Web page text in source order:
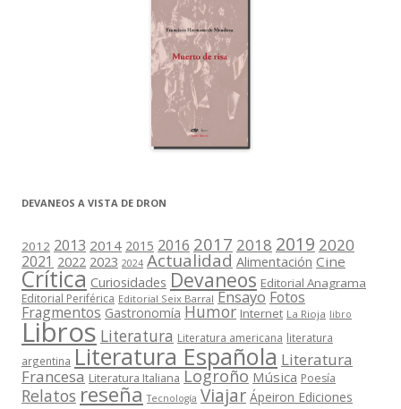
DEVANEOS A VISTA DE DRON
2012 2013 2014 2015 2016 2017 2018 2019 2020
2021 2022 2023 2024 Actualidad Alimentación Cine
Crítica Curiosidades Devaneos Editorial Anagrama
Editorial Periférica Editorial Seix Barral Ensayo Fotos
Fragmentos Gastronomía Humor Internet La Rioja libro
Libros Literatura Literatura americana literatura
argentina Literatura Española Literatura
Francesa Literatura Italiana Logroño Música Poesía
Relatos reseña Tecnología Viajar Ápeiron Ediciones